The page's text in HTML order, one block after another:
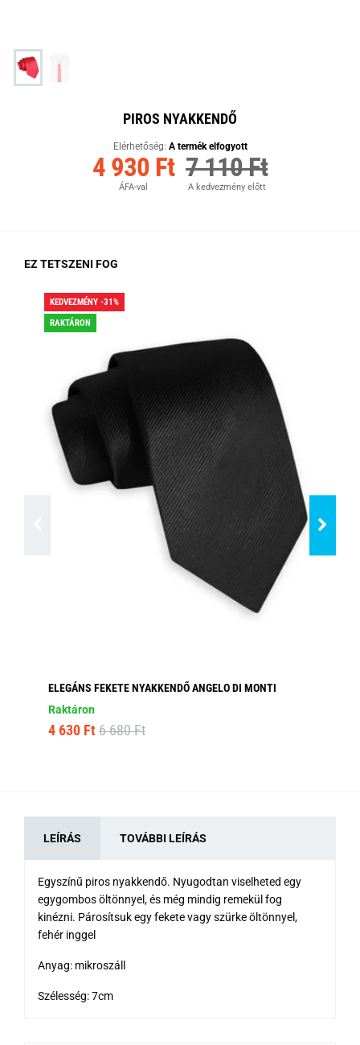
PIROS NYAKKENDŐ
Elérhetőség: A termék elfogyott
4 930 Ft
ÁFA-val
7 110 Ft
A kedvezmény előtt
EZ TETSZENI FOG
KEDVEZMÉNY -31%
RAKTÁRON
ELEGÁNS FEKETE NYAKKENDŐ ANGELO DI MONTI
Raktáron
4 630 Ft 6 680 Ft
LEÍRÁS TOVÁBBI LEÍRÁS
Egyszínű piros nyakkendő. Nyugodtan viselheted egy
egygombos öltönnyel, és még mindig remekül fog
kinézni. Párosítsuk egy fekete vagy szürke öltönnyel,
fehér inggel
Anyag: mikroszáll
Szélesség: 7cm